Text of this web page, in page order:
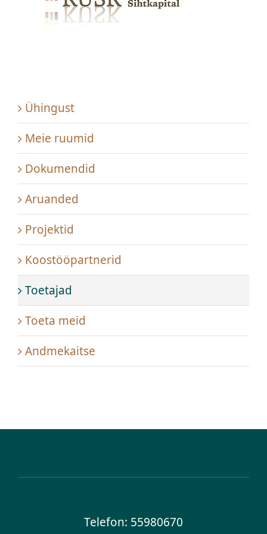
Ühingust
Meie ruumid
Dokumendid
Aruanded
Projektid
Koostööpartnerid
Toetajad
Toeta meid
Andmekaitse
Telefon: 55980670